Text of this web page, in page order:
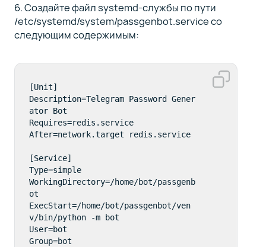
6. Создайте файл systemd-службы по пути
/etc/systemd/system/passgenbot.service со
следующим содержимым:
[Unit]
Description=Telegram Password Gener
ator Bot
Requires=redis.service
After=network.target redis.service
[Service]
Type=simple
WorkingDirectory=/home/bot/passgenb
ot
ExecStart=/home/bot/passgenbot/ven
v/bin/python -m bot
User=bot
Group=bot